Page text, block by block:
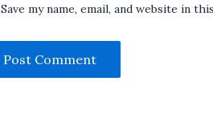
Save my name, email, and website in